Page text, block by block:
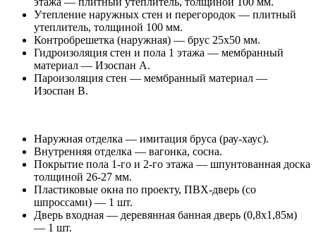
Утепление наружных стен и перегородок — плитный
утеплитель, толщиной 100 мм.
Контробрешетка (наружная) — брус 25х50 мм.
Гидроизоляция стен и пола 1 этажа — мембранный
материал — Изоспан А.
Пароизоляция стен — мембранный материал —
Изоспан В.
Наружная отделка — имитация бруса (рау-хаус).
Внутренняя отделка — вагонка, сосна.
Покрытие пола 1-го и 2-го этажа — шпунтованная доска
толщиной 26-27 мм.
Пластиковые окна по проекту, ПВХ-дверь (со
шпроссами) — 1 шт.
Дверь входная — деревянная банная дверь (0,8х1,85м)
— 1 шт.